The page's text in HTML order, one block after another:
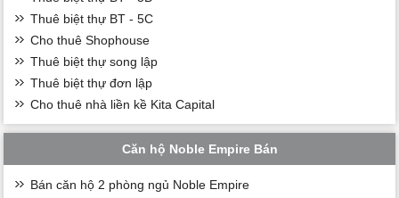
Thuê biệt thự BT - 5C
Cho thuê Shophouse
Thuê biệt thự song lập
Thuê biệt thự đơn lập
Cho thuê nhà liền kề Kita Capital
Căn hộ Noble Empire Bán
Bán căn hộ 2 phòng ngủ Noble Empire